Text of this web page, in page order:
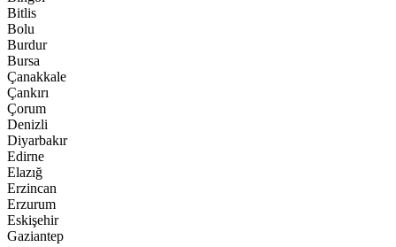
Bitlis
Bolu
Burdur
Bursa
Çanakkale
Çankırı
Çorum
Denizli
Diyarbakır
Edirne
Elazığ
Erzincan
Erzurum
Eskişehir
Gaziantep